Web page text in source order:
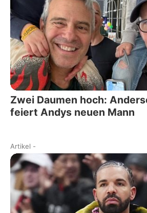
Zwei Daumen hoch:
feiert Andys neuen Mann
Artikel -